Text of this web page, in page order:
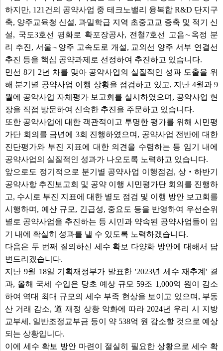
하지만, 121건의 공약사업 중 테크노밸리 융복합 R&D 단지구
축, 양주교육청 신설, 과밀학급 지역 초중고교 증축 및 적기 신
설, 국도3호선 평화로 확포장공사, 전철7호선 고읍∼옥정 분
리 추진, 서울∼양주 고속도로 개설, 교외선 양주 서부 연결선
추진 등을 핵심 공약과제로 선정하여 추진하고 있습니다.
민선 8기 2년 차를 맞아 공약사업의 실질적인 성과 도출을 위
해 분기별 공약사업 이행 상황을 점검하고 있고, 지난 4월과 9
월에 공약사업 자체평가 보고회를 실시하였으며, 공약사업 현
장을 직접 방문하여 신속한 추진을 주문하고 있습니다.
또한 공약사업에 대한 객관적이고 투명한 평가를 위해 시민평
가단 회의를 금년에 3회 진행하였으며, 공약사업 전반에 대한
진단평가와 부진 지표에 대한 의견을 수렴하는 등 임기 내에
공약사업의 실질적인 성과가 나오도록 노력하고 있습니다.
앞으로도 정기적으로 분기별 공약사업 이행점검, 상‧하반기
공약사항 추진보고회 및 공약 이행 시민평가단 회의를 진행하
고, 수시로 부진 지표에 대한 별도 점검 및 이행 방안 보고회를
시행하며, 예산 규모, 긴급성, 중요도 등을 반영하여 우선순위
별로 공약사업을 추진하는 등 시민과 약속된 공약사업들이 임
기 내에 확실히 성과를 낼 수 있도록 노력하겠습니다.
다음은 두 번째 질의하신 세수 확보 다양화 방안에 대해서 답
변드리겠습니다.
지난 9월 18일 기획재정부가 발표한 '2023년 세수 재추계' 결
과, 올해 국세 수입은 당초 예상 규모 59조 1,000억 원이 감소
하여 역대 최대 규모의 세수 부족 현상을 보이고 있으며, 부동
산 거래 감소, 道 재정 상황 악화에 따라 2024년 우리 시 지방
교부세, 일반조정교부금 등이 약 538억 원 감소할 것으로 예상
되는 상황입니다.
이에 세수 확보 방안 마련이 절실히 필요한 상황으로 세수 확